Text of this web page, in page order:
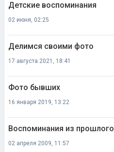
Детские воспоминания
02 июня, 02:25
Делимся своими фото
17 августа 2021, 18:41
Фото бывших
16 января 2019, 13:22
Воспоминания из прошлого
02 апреля 2009, 11:57